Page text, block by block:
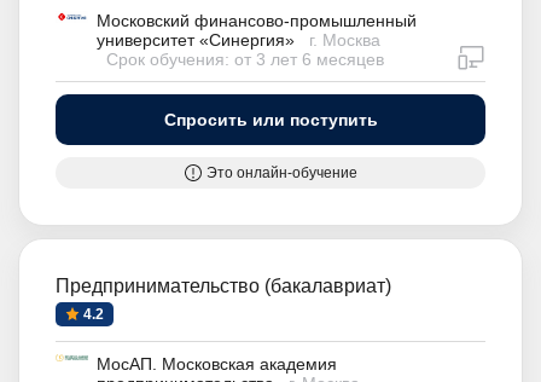
Московский финансово-промышленный
университет «Синергия»
г. Москва
Срок обучения: от 3 лет 6 месяцев
Спросить или поступить
Это онлайн-обучение
Предпринимательство (бакалавриат)
4.2
МосАП. Московская академия